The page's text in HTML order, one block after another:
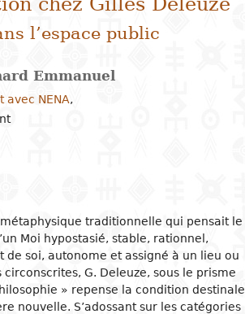
l’espace public
Emmanuel
avec NENA,
traditionnelle qui pensait le
Moi hypostasié, stable, rationnel,
de soi, autonome et assigné à un lieu ou
circonscrites, G. Deleuze, sous le prisme
» repense la condition destinale
nouvelle. S’adossant sur les catégories
Woman and feminism
Information and
communication
Crime
Government and public
administration
International relationships
Production and industry
Job
Entrepreneurship
Finance banks and currency
Energy
Water
Sanitation